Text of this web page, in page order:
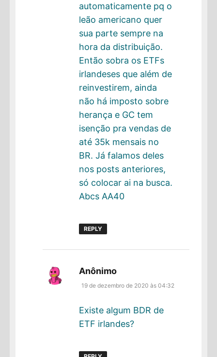
automaticamente pq o
leão americano quer
sua parte sempre na
hora da distribuição.
Então sobra os ETFs
irlandeses que além de
reinvestirem, ainda
não há imposto sobre
herança e GC tem
isenção pra vendas de
até 35k mensais no
BR. Já falamos deles
nos posts anteriores,
só colocar ai na busca.
Abcs AA40
REPLY
Anônimo
19 de dezembro de 2020 às 04:32
Existe algum BDR de
ETF irlandes?